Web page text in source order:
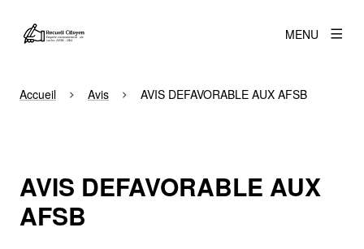
MENU
Accueil Avis AVIS DEFAVORABLE AUX AFSB
AVIS DEFAVORABLE AUX
AFSB